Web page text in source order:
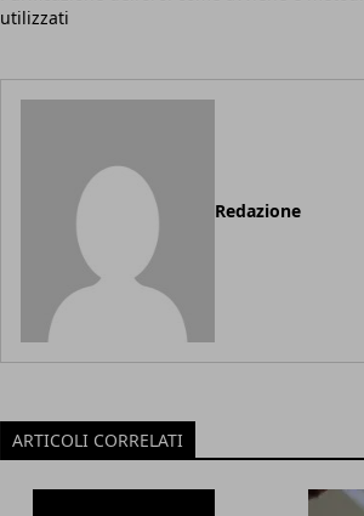
utilizzati
Redazione
ARTICOLI CORRELATI